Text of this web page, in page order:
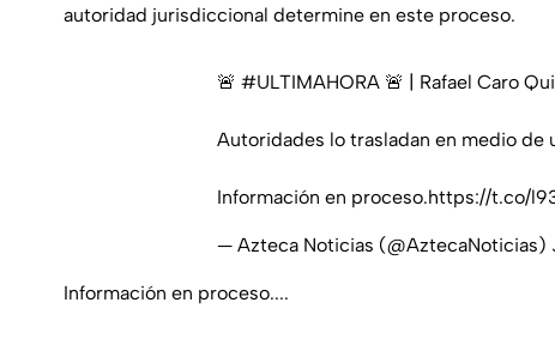
autoridad jurisdiccional determine en este proceso.
🚨 #ULTIMAHORA 🚨 | Rafael Caro
Autoridades lo trasladan en medio de
Información en proceso.https://t.co/
— Azteca Noticias (@AztecaNoticias)
Información en proceso....